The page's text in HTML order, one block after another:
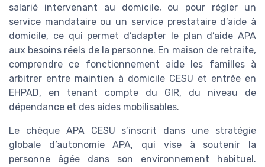
salarié intervenant au domicile, ou pour régler un
service mandataire ou un service prestataire d’aide à
domicile, ce qui permet d’adapter le plan d’aide APA
aux besoins réels de la personne. En maison de retraite,
comprendre ce fonctionnement aide les familles à
arbitrer entre maintien à domicile CESU et entrée en
EHPAD, en tenant compte du GIR, du niveau de
dépendance et des aides mobilisables.
Le chèque APA CESU s’inscrit dans une stratégie
globale d’autonomie APA, qui vise à soutenir la
personne âgée dans son environnement habituel.